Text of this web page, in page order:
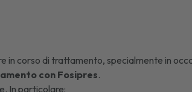
in corso di trattamento, specialmente in
con Fosipres.
In particolare: